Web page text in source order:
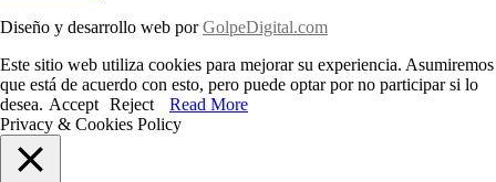
Diseño y desarrollo web porGolpeDigital.com
Este sitio web utiliza cookies para mejorar su experiencia. Asumiremos
que está de acuerdo con esto, pero puede optar por no participar si lo
desea. Accept Reject
Read More
Privacy & Cookies Policy